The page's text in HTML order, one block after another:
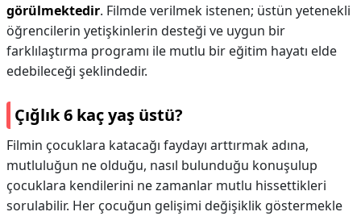
görülmektedir. Filmde verilmek istenen; üstün yetenekli
öğrencilerin yetişkinlerin desteği ve uygun bir
farklılaştırma programı ile mutlu bir eğitim hayatı elde
edebileceği şeklindedir.
Çığlık 6 kaç yaş üstü?
Filmin çocuklara katacağı faydayı arttırmak adına,
mutluluğun ne olduğu, nasıl bulunduğu konuşulup
çocuklara kendilerini ne zamanlar mutlu hissettikleri
sorulabilir. Her çocuğun gelişimi değişiklik göstermekle